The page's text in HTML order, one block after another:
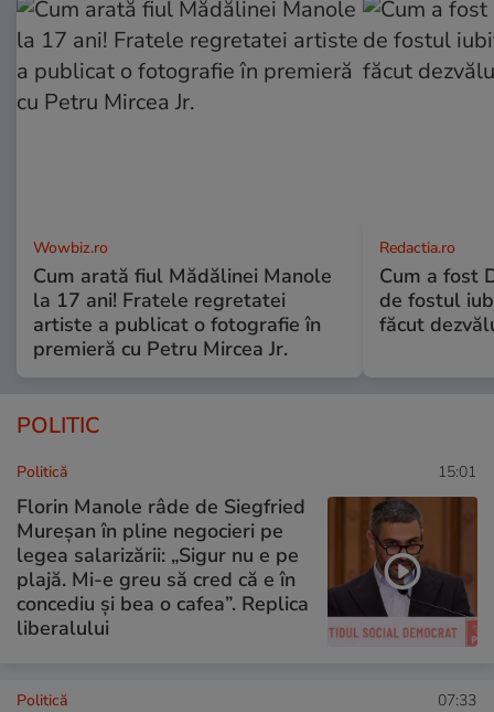
Wowbiz.ro
Cum arată fiul Mădălinei Manole
la 17 ani! Fratele regretatei
artiste a publicat o fotografie în
premieră cu Petru Mircea Jr.
Redactia.ro
Cum a fost
de fostul
făcut
POLITIC
Politică 15:01
Florin Manole râde de Siegfried
Mureșan în pline negocieri pe
legea salarizării: „Sigur nu e pe
plajă. Mi-e greu să cred că e în
concediu și bea o cafea”. Replica
liberalului
Politică 07:33